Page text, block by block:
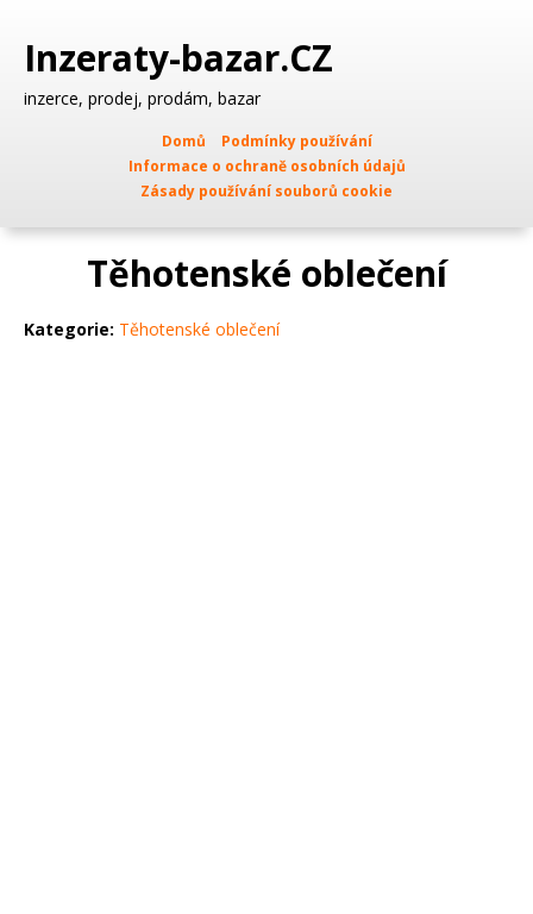
Inzeraty-bazar.CZ
inzerce, prodej, prodám, bazar
Domů
Podmínky používání
Informace o ochraně osobních údajů
Zásady používání souborů cookie
Těhotenské oblečení
Kategorie: Těhotenské oblečení